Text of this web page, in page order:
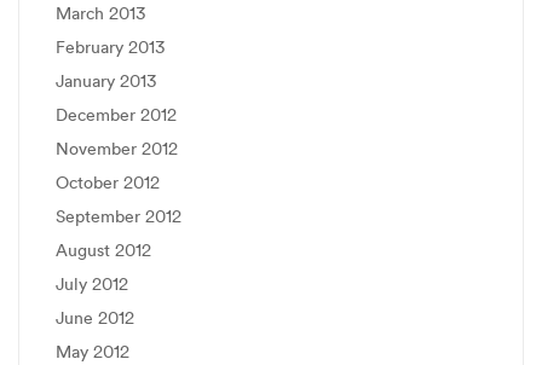
March 2013
February 2013
January 2013
December 2012
November 2012
October 2012
September 2012
August 2012
July 2012
June 2012
May 2012